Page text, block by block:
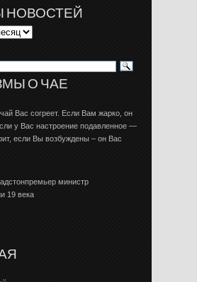
НОВОСТЕЙ
О ЧАЕ
Вас согреет. Если Вам жарко, он
у Вас настроение подавленное —
если Вы возбуждены – он Вас
министр
19 века